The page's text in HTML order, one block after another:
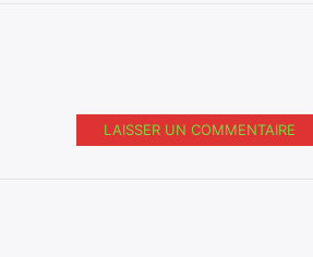
LAISSER UN COMMENTAIRE